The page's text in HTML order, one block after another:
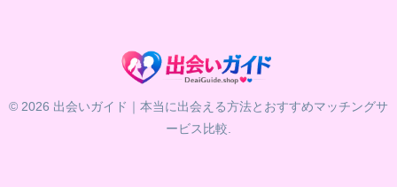
© 2026 出会いガイド｜本当に出会える方法とおすすめマッチングサ
ービス比較.